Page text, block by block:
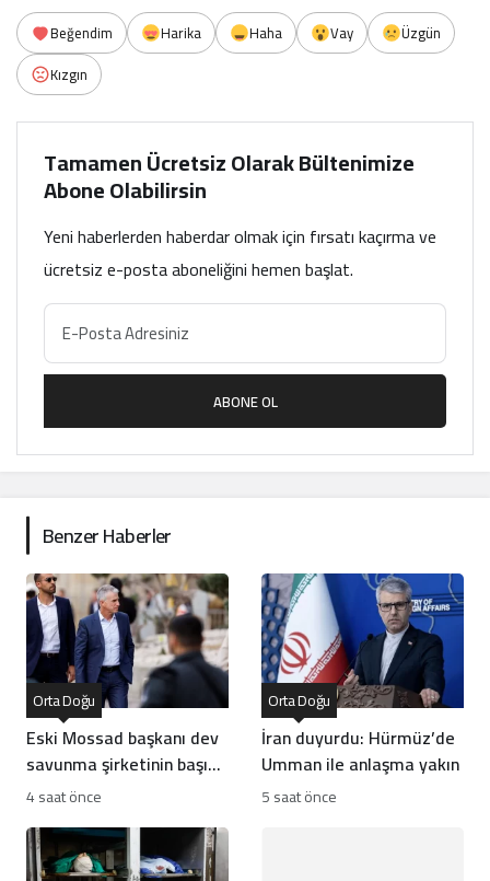
Beğendim Harika Haha Vay
Üzgün
Kızgın
Tamamen Ücretsiz Olarak Bültenimize
Abone Olabilirsin
Yeni haberlerden haberdar olmak için fırsatı kaçırma ve
ücretsiz e-posta aboneliğini hemen başlat.
ABONE OL
Benzer Haberler
Eski Mossad başkanı dev
savunma şirketinin başına
geçti
Orta Doğu
4 saat önce
İran duyurdu: Hürmüz’de
Umman ile anlaşma yakın
Orta Doğu
5 saat önce